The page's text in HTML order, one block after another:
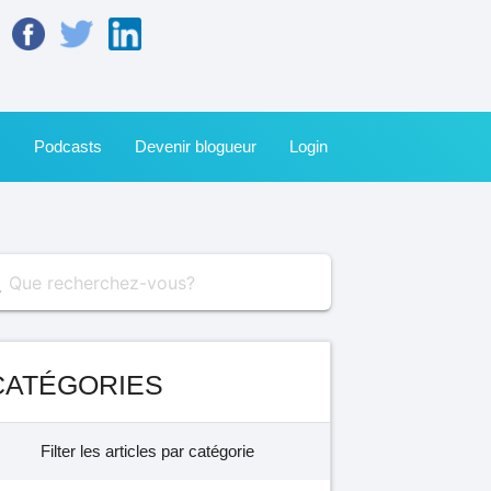
Podcasts Devenir blogueur Login
Filter les articles par catégorie